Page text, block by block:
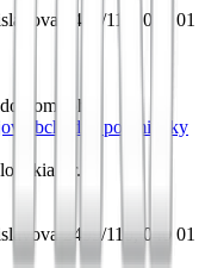
2499/110, 040 01
rohu!
Obchodné podmienky
s.r.o.
2499/110, 040 01